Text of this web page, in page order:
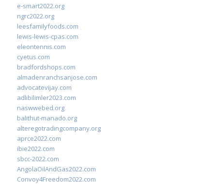
e-smart2022.org
ngrc2022.org
leesfamilyfoods.com
lewis-lewis-cpas.com
eleontennis.com
cyetus.com
bradfordshops.com
almadenranchsanjose.com
advocatevijay.com
adlibilimler2023.com
naswwebed.org
balithut-manado.org
alteregotradingcompany.org
aprce2022.com
ibie2022.com
sbcc-2022.com
AngolaOilAndGas2022.com
Convoy4Freedom2022.com